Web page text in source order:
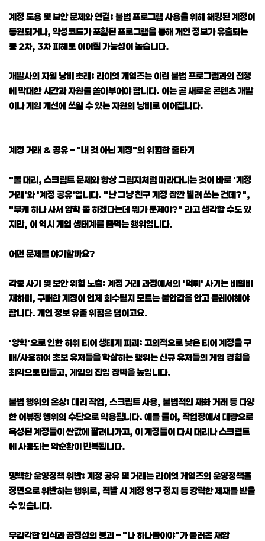
계정 도용 및 보안 문제와 연결: 불법 프로그램 사용을 위해 해킹된 계정이
동원되거나, 악성코드가 포함된 프로그램을 통해 개인 정보가 유출되는
등 2차, 3차 피해로 이어질 가능성이 높습니다.
개발사의 자원 낭비 초래: 라이엇 게임즈는 이런 불법 프로그램과의 전쟁
에 막대한 시간과 자원을 쏟아부어야 합니다. 이는 곧 새로운 콘텐츠 개발
이나 게임 개선에 쓰일 수 있는 자원의 낭비로 이어집니다.
계정 거래 & 공유 – "내 것 아닌 계정"의 위험한 줄타기
"롤 대리, 스크립트 문제와 항상 그림자처럼 따라다니는 것이 바로 '계정
거래'와 '계정 공유'입니다. "난 그냥 친구 계정 잠깐 빌려 쓰는 건데?",
"부캐 하나 사서 양학 좀 하겠다는데 뭐가 문제야?" 라고 생각할 수도 있
지만, 이 역시 게임 생태계를 좀먹는 행위입니다.
어떤 문제를 야기할까요?
각종 사기 및 보안 위험 노출: 계정 거래 과정에서의 '먹튀' 사기는 비일비
재하며, 구매한 계정이 언제 회수될지 모르는 불안감을 안고 플레이해야
합니다. 개인 정보 유출 위험은 덤이고요.
'양학'으로 인한 하위 티어 생태계 파괴: 고의적으로 낮은 티어 계정을 구
매/사용하여 초보 유저들을 학살하는 행위는 신규 유저들의 게임 경험을
최악으로 만들고, 게임의 진입 장벽을 높입니다.
불법 행위의 온상: 대리 작업, 스크립트 사용, 불법적인 재화 거래 등 다양
한 어뷰징 행위의 수단으로 악용됩니다. 예를 들어, 작업장에서 대량으로
육성된 계정들이 싼값에 팔려나가고, 이 계정들이 다시 대리나 스크립트
에 사용되는 악순환이 반복됩니다.
명백한 운영정책 위반: 계정 공유 및 거래는 라이엇 게임즈의 운영정책을
정면으로 위반하는 행위로, 적발 시 계정 영구 정지 등 강력한 제재를 받을
수 있습니다.
무감각한 인식과 공정성의 붕괴 – "나 하나쯤이야"가 불러온 재앙